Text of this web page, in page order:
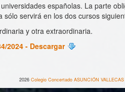
españolas. La parte
sólo servirá en los dos cursos
y otra extraordinaria.
2024 - Descargar
2026 Colegio Concertado ASUNCIÓN